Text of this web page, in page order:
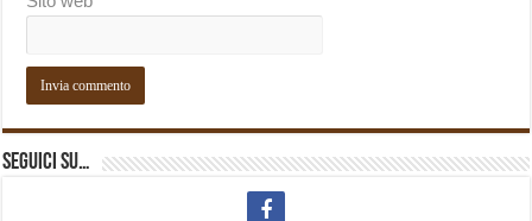
Seguici su…